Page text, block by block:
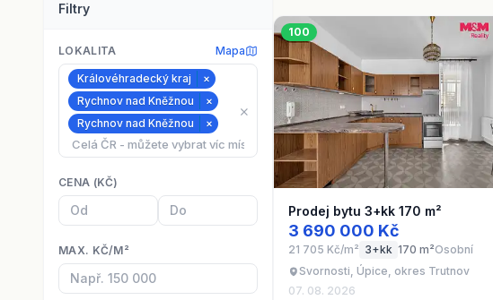
Filtry
LOKALITA Mapa
Královéhradecký kraj
×
Rychnov nad Kněžnou
×
Rychnov nad Kněžnou
×
⨯
CENA (KČ)
MAX. KČ/M²
100
Prodej bytu 3+kk 170 m²
3 690 000 Kč
21 705 Kč/m² 3+kk 170 m²Osobní
Svornosti, Úpice, okres Trutnov
07. 08. 2026